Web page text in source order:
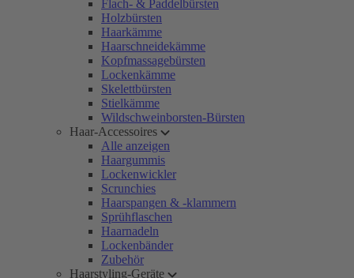
Flach- & Paddelbürsten
Holzbürsten
Haarkämme
Haarschneidekämme
Kopfmassagebürsten
Lockenkämme
Skelettbürsten
Stielkämme
Wildschweinborsten-Bürsten
Haar-Accessoires
Alle anzeigen
Haargummis
Lockenwickler
Scrunchies
Haarspangen & -klammern
Sprühflaschen
Haarnadeln
Lockenbänder
Zubehör
Haarstyling-Geräte